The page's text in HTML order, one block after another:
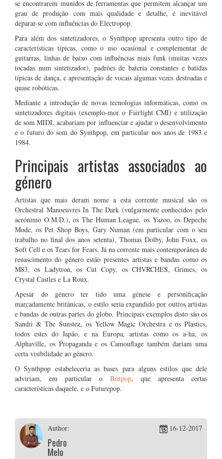
se encontrarem munidos de ferramentas que permitem alcançar um
grau de produção com mais qualidade e detalhe, é inevitável
deparar-se com influências do Electropop.
Para além dos sintetizadores, o Synthpop apresenta outro tipo de
características típicas, como o uso ocasional e complementar de
guitarras, linhas de baixo com influências mais funk (muitas vezes
tocadas num sintetizador), padrões de bateria constantes e batidas
típicas de dança, e apresentação de vocais algumas vezes destoadas e
quase robóticas.
Mediante a introdução de novas tecnologias informáticas, como os
sintetizadores digitais (exemplo-mor o Fairlight CMI) e utilização
de som MIDI, acabariam por influenciar e ajudar o desenvolvimento
e o futuro do som do Synthpop, em particular nos anos de 1983 e
1984.
Principais artistas associados ao
género
Artistas que mais deram nome a esta corrente musical são os
Orchestral Manoeuvres In The Dark (vulgarmente conhecidos pelo
acrónimo O.M.D.), os The Human League, os Yazoo, os Depeche
Mode, os Pet Shop Boys, Gary Numan (em particular com o seu
trabalho no final dos anos setenta), Thomas Dolby, John Foxx, os
Soft Cell e os Tears for Fears. Já na corrente mais contemporânea de
renascimento do género estão presentes artistas e bandas como os
M83, os Ladytron, os Cut Copy, os CHVRCHES, Grimes, os
Crystal Castles e La Roux.
Apesar do género ter tido uma génese e personificação
marcadamente britânicas, o estilo seria expandido por outros artistas
e bandas de outras partes do globo. Principais exemplos disto são os
Sandii & The Sunstez, os Yellow Magic Orchestra e os Plastics,
todos estes do Japão, e na Europa, artistas como os a-ha, os
Alphaville, os Propaganda e os Camouflage também dariam uma
certa visibilidade ao género.
O Synthpop estabeleceria as bases para alguns estilos que dele
adviriam, em particular o Britpop, que apresenta certas
características daquele, e o Futurepop.
Author:
Pedro
Melo
16-12-2017